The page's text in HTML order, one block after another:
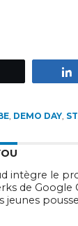
, DEMO DAY,
intègre le
de Google
jeunes